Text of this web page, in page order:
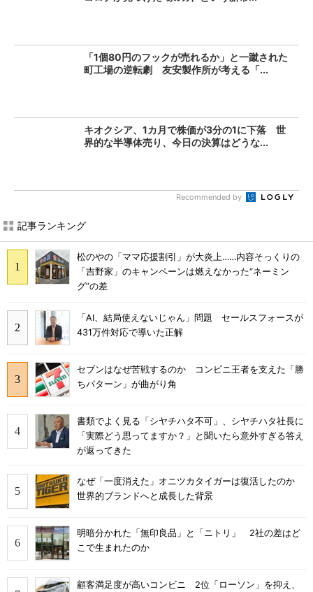
「1個80円のフックが売れるか」と一蹴された
町工場の逆転劇 友安製作所が考える「...
キオクシア、1カ月で株価が3分の1に下落 世
界的な半導体売り、今日の決算はどうな...
Recommended by
記事ランキング
松のやの「ママ応援割引」が大炎上……内容そっくりの
「吉野家」のキャンペーンは燃えなかった“ネーミン
グ”の差
「AI、結局使えないじゃん」問題 セールスフォースが
431万件対応で導いた正解
セブンはなぜ苦戦するのか コンビニ王者を支えた「勝
ちパターン」が曲がり角
書類でよく見る「シヤチハタ不可」、シヤチハタ社長に
「実際どう思ってますか？」と聞いたら意外すぎる答え
が返ってきた
なぜ「一度消えた」オニツカタイガーは復活したのか
世界的ブランドへと成長した背景
明暗分かれた「無印良品」と「ニトリ」 2社の差はど
こで生まれたのか
顧客満足度が高いコンビニ 2位「ローソン」を抑え、